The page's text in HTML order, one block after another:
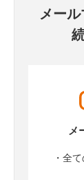
メー
メ
・全